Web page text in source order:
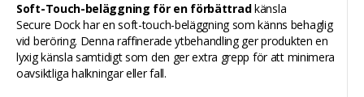
Soft-Touch-beläggning för en förbättradkänsla
Secure Dock har en soft-touch-beläggning som känns behaglig
vid beröring. Denna raffinerade ytbehandling ger produkten en
lyxig känsla samtidigt som den ger extra grepp för att minimera
oavsiktliga halkningar eller fall.